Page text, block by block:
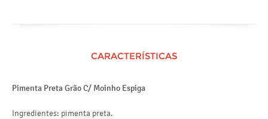
CARACTERÍSTICAS
Pimenta Preta Grão C/ Moinho Espiga
Ingredientes: pimenta preta.